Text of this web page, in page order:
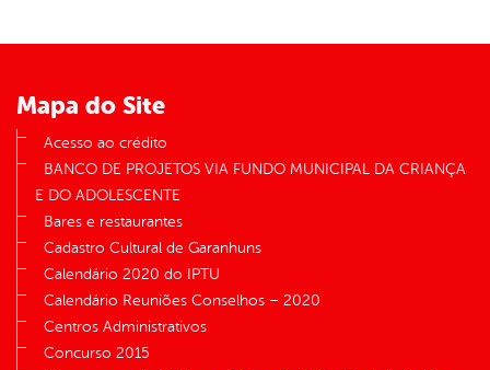
Mapa do Site
Acesso ao crédito
BANCO DE PROJETOS VIA FUNDO MUNICIPAL DA CRIANÇA
E DO ADOLESCENTE
Bares e restaurantes
Cadastro Cultural de Garanhuns
Calendário 2020 do IPTU
Calendário Reuniões Conselhos – 2020
Centros Administrativos
Concurso 2015